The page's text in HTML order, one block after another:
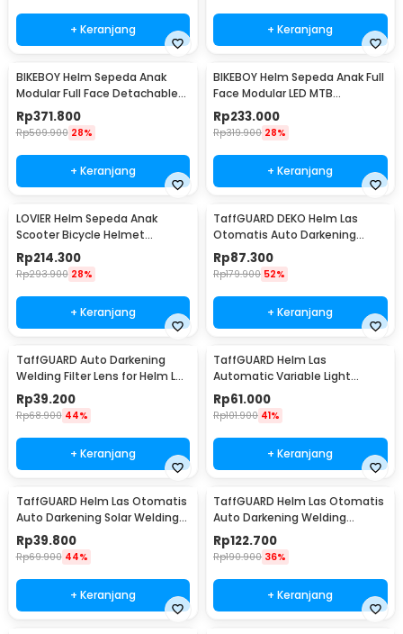
+ Keranjang + Keranjang
BIKEBOY Helm Sepeda Anak
Modular Full Face Detachable
MTB Skateboard - K22
Rp371.800
Rp509.900 28%
+ Keranjang
BIKEBOY Helm Sepeda Anak Full
Face Modular LED MTB
Skateboard - K24
Rp233.000
Rp319.900 28%
+ Keranjang
LOVIER Helm Sepeda Anak
Scooter Bicycle Helmet
Outdoor Sports - K50
Rp214.300
Rp293.900 28%
+ Keranjang
TaffGUARD DEKO Helm Las
Otomatis Auto Darkening
Welding Helmet - HW24
Rp87.300
Rp179.900 52%
+ Keranjang
TaffGUARD Auto Darkening
Welding Filter Lens for Helm Las
- TX500CF
Rp39.200
Rp68.900 44%
+ Keranjang
TaffGUARD Helm Las
Automatic Variable Light
Welding Mask Cap Shield -
HJ30
Rp61.000
Rp101.900 41%
+ Keranjang
TaffGUARD Helm Las Otomatis
Auto Darkening Solar Welding
Helmet - HJ19
Rp39.800
Rp69.900 44%
+ Keranjang
TaffGUARD Helm Las Otomatis
Auto Darkening Welding
Helmet - HW10
Rp122.700
Rp190.900 36%
+ Keranjang